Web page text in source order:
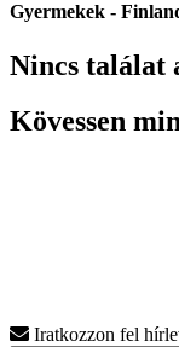
Gyermekek -
Nincs találat
Kövessen
Iratkozzon fel